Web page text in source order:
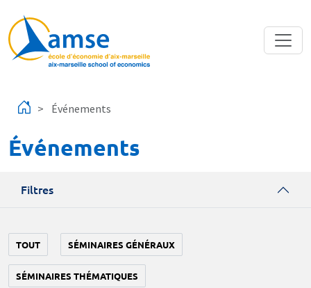
Événements
Événements
Filtres
TOUT SÉMINAIRES GÉNÉRAUX
SÉMINAIRES THÉMATIQUES